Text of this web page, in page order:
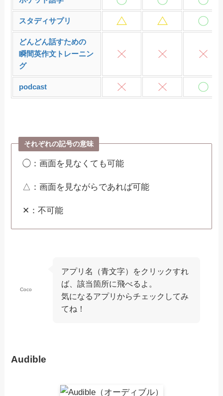
スタディサプリ
どんどん話すための
瞬間英作文トレーニン
グ
podcast
それぞれの記号の意味
◯：画面を見なくても可能
△：画面を見ながらであれば可能
✕：不可能
Coco
アプリ名（青文字）をクリックすれ
ば、該当箇所に飛べるよ。
気になるアプリからチェックしてみ
てね！
Audible